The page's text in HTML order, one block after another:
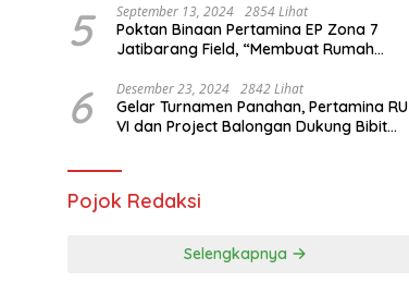
Yusuf
5 September 13, 2024 2854 Lihat
Poktan Binaan Pertamina EP Zona 7
Jatibarang Field, “Membuat Rumah
Tikus
6 Desember 23, 2024 2842 Lihat
Gelar Turnamen Panahan, Pertamina RU
VI dan Project Balongan Dukung Bibit
Pojok Redaksi
Selengkapnya